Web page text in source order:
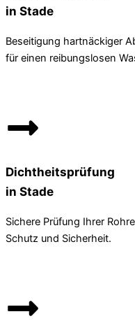
in Stade
Beseitigung hartnäckiger
für einen reibungslosen
Dichtheitsprüfung
in Stade
Sichere Prüfung Ihrer
Schutz und Sicherheit.